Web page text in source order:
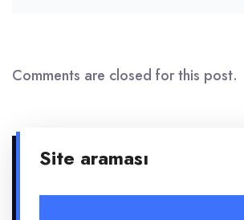
Comments are closed for this post.
Site araması